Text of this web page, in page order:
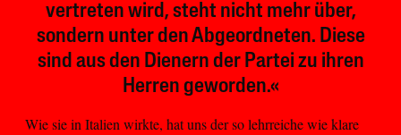
vertreten wird, steht nicht mehr über,
sondern unter den Abgeordneten. Diese
sind aus den Dienern der Partei zu ihren
Herren geworden.«
Wie sie in Italien wirkte, hat uns der so lehrreiche wie klare